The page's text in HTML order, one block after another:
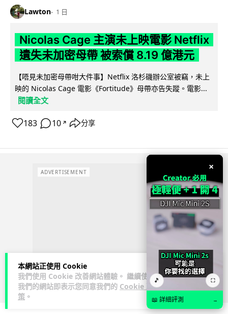
本網站正使用 Cookie
我們使用 Cookie 改善網站體驗。 繼續使用
我們的網站即表示您同意我們的 Cookie 政
策 。
Lawton 1 日
Nicolas Cage 主演未上映電影 Netflix
遺失未加密母帶 被索償 8.19 億港元
【唔見未加密母帶咁大件事】Netflix 洛杉磯辦公室被竊，未上
映的 Nicolas Cage 電影《Fortitude》母帶亦告失蹤。電影...
閱讀全文
183 10 ↗ 分享
ADVERTISEMENT ×
🎵 ⛶
📖 詳細評測 →